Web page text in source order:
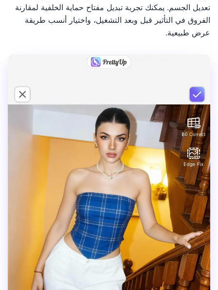
تعديل الجسم. يمكنك تجربة تبديل مفتاح حماية الخلفية لمقارنة
الفروق في التأثير قبل وبعد التشغيل، واختيار أنسب طريقة
عرض طبيعية.